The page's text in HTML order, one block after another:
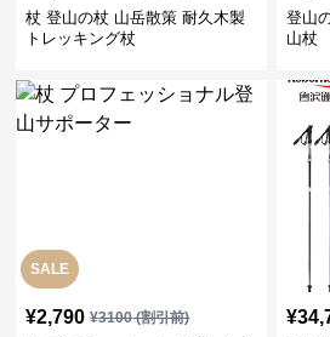
杖 登山の杖 山岳散策 耐久木製
トレッキング杖
登山
山杖
SALE
¥2,790 ¥3100(割引前) ¥